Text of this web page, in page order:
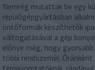
Nemrég mutattak be egy
repülőgépgyártásban
öntőformák készíthetők
váltogatásával a gép
előnye még, hogy
többi rendszernél.